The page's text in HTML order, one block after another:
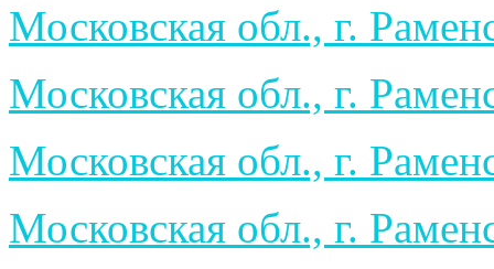
Московская обл., г.
Московская обл., г.
Московская обл., г.
Московская обл., г.